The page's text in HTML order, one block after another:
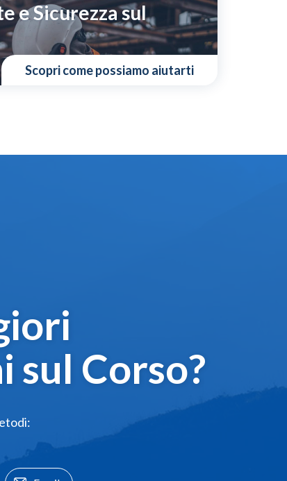
e Sicurezza sul
Scopri come possiamo aiutarti
sul Corso?